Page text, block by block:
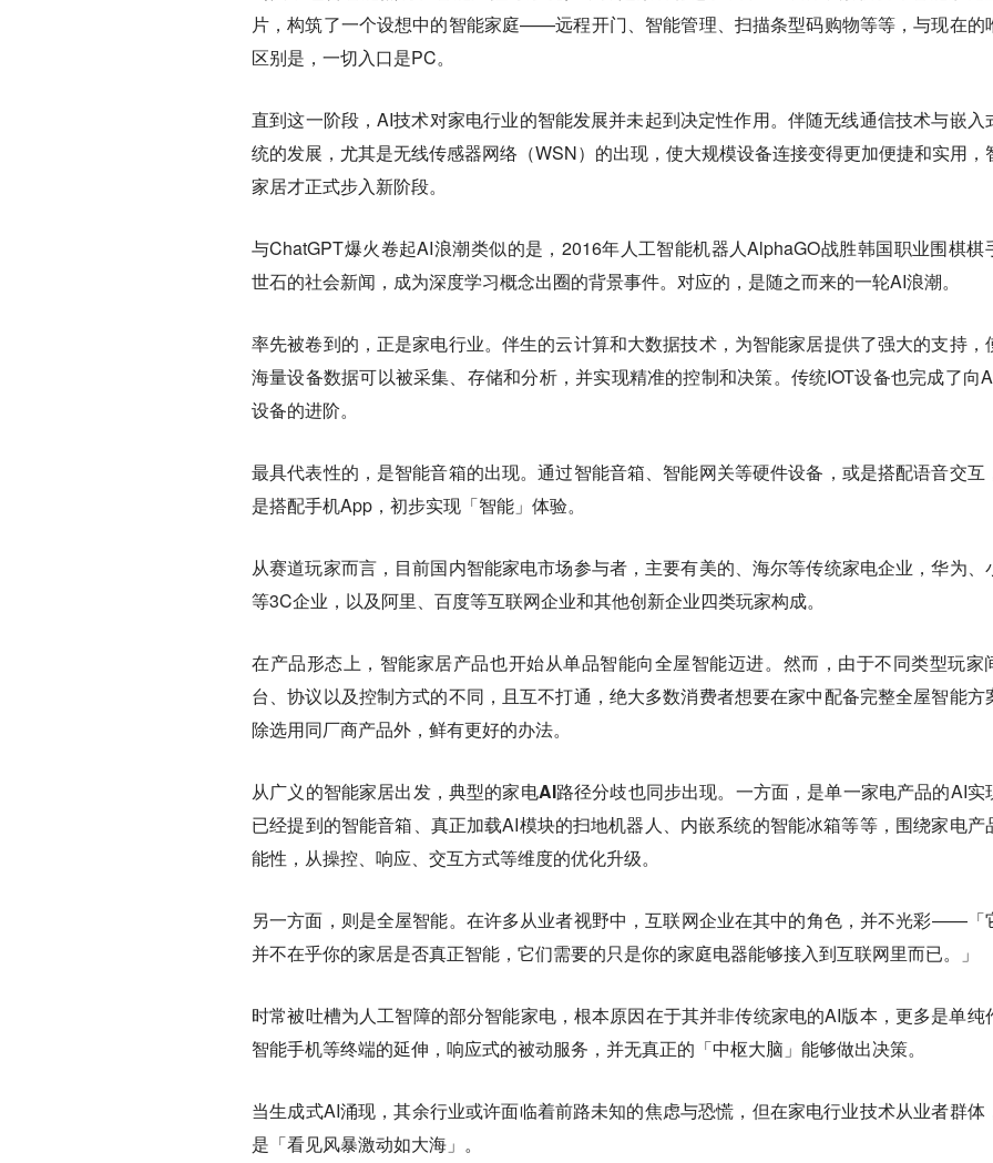
片，构筑了一个设想中的智能家庭——远程开门、智能管理、扫描条型码购物等等，与现在的
区别是，一切入口是PC。
直到这一阶段，AI技术对家电行业的智能发展并未起到决定性作用。伴随无线通信技术与嵌入
统的发展，尤其是无线传感器网络（WSN）的出现，使大规模设备连接变得更加便捷和实用，
家居才正式步入新阶段。
与ChatGPT爆火卷起AI浪潮类似的是，2016年人工智能机器人AlphaGO战胜韩国职业围棋棋
世石的社会新闻，成为深度学习概念出圈的背景事件。对应的，是随之而来的一轮AI浪潮。
率先被卷到的，正是家电行业。伴生的云计算和大数据技术，为智能家居提供了强大的支持，
海量设备数据可以被采集、存储和分析，并实现精准的控制和决策。传统IOT设备也完成了向
设备的进阶。
最具代表性的，是智能音箱的出现。通过智能音箱、智能网关等硬件设备，或是搭配语音交互
是搭配手机App，初步实现「智能」体验。
从赛道玩家而言，目前国内智能家电市场参与者，主要有美的、海尔等传统家电企业，华为、
等3C企业，以及阿里、百度等互联网企业和其他创新企业四类玩家构成。
在产品形态上，智能家居产品也开始从单品智能向全屋智能迈进。然而，由于不同类型玩家
台、协议以及控制方式的不同，且互不打通，绝大多数消费者想要在家中配备完整全屋智能方
除选用同厂商产品外，鲜有更好的办法。
从广义的智能家居出发， 典型的家电AI路径分歧也同步出现。 一方面，是单一家电产品的AI实
已经提到的智能音箱、真正加载AI模块的扫地机器人、内嵌系统的智能冰箱等等，围绕家电产
能性，从操控、响应、交互方式等维度的优化升级。
另一方面，则是全屋智能。在许多从业者视野中，互联网企业在其中的角色，并不光彩——「
并不在乎你的家居是否真正智能，它们需要的只是你的家庭电器能够接入到互联网里而已。」
时常被吐槽为人工智障的部分智能家电，根本原因在于其并非传统家电的AI版本，更多是单纯
智能手机等终端的延伸，响应式的被动服务，并无真正的「中枢大脑」能够做出决策。
当生成式AI涌现，其余行业或许面临着前路未知的焦虑与恐慌，但在家电行业技术从业者群体
是「看见风暴激动如大海」。